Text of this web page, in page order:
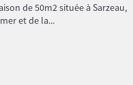
de 50m2 située à Sarzeau,
et de la...